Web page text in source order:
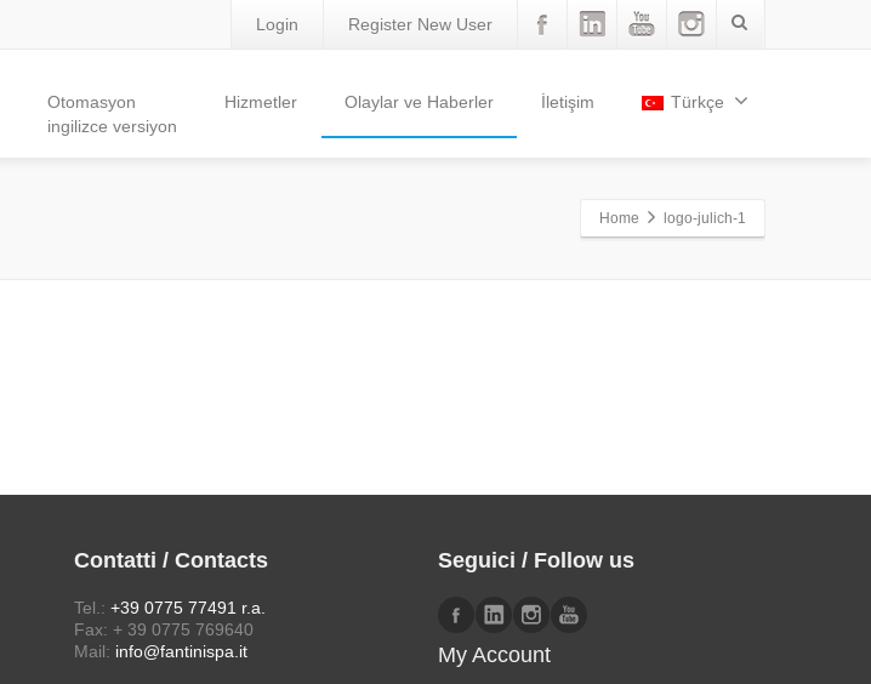
Login Register New User
Otomasyon
ingilizce versiyon
Hizmetler Olaylar ve Haberler İletişim Türkçe
Home logo-julich-1
Contatti / Contacts
Tel.: +39 0775 77491 r.a.
Fax: + 39 0775 769640
Mail: info@fantinispa.it
Seguici / Follow us
My Account